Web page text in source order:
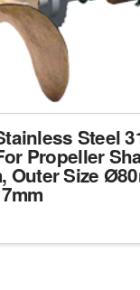
Steel
Propeller
Outer Size